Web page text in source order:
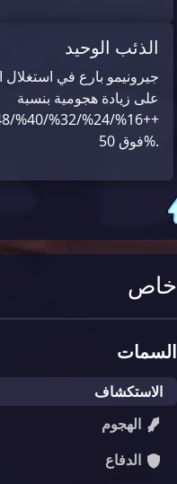
الذئب الوحيد
جيرونيمو بارع في
على زيادة هجومية بنسبة
فوق 50%.
خاص
السمات
الاستكشاف
الهجوم
الدفاع